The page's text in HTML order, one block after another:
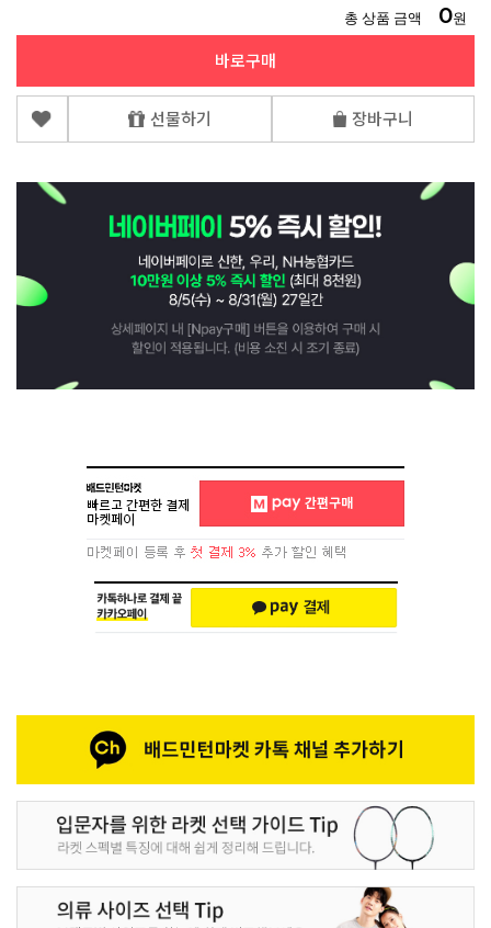
총 상품 금액 0원
바로구매
선물하기 장바구니